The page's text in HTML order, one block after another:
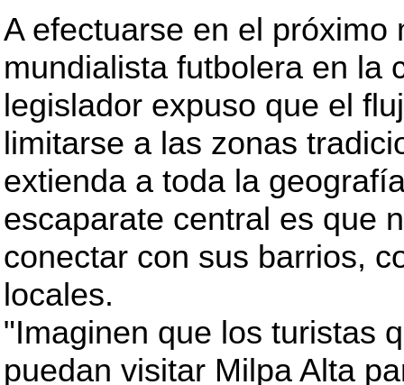
A efectuarse en el próximo
mundialista futbolera en la
legislador expuso que el
limitarse a las zonas
extienda a toda la
escaparate central es que
conectar con sus barrios,
locales.
"Imaginen que los turistas
puedan visitar Milpa Alta